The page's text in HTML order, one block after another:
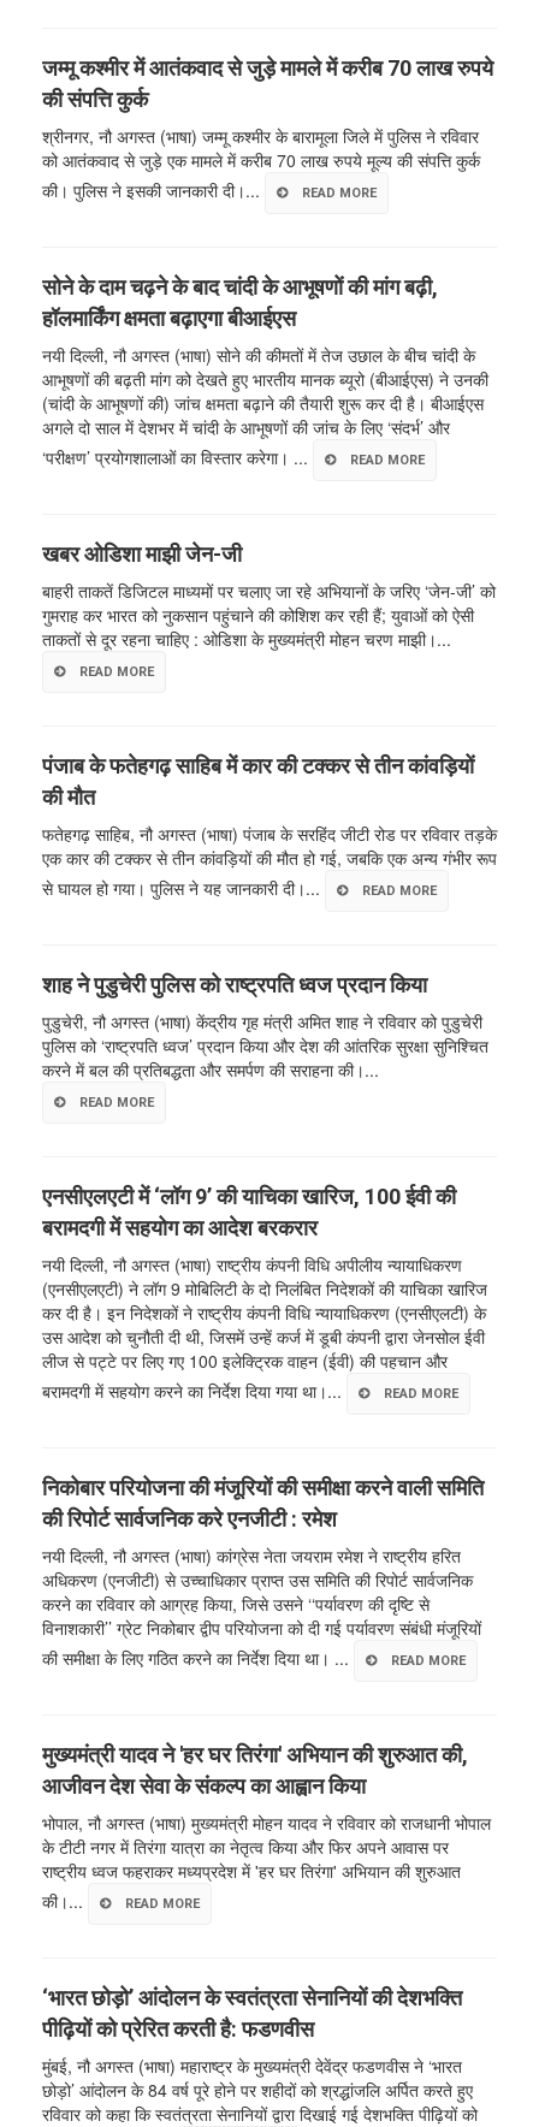
जम्मू कश्मीर में आतंकवाद से जुड़े मामले में करीब 70 लाख रुपये
की संपत्ति कुर्क
श्रीनगर, नौ अगस्त (भाषा) जम्मू कश्मीर के बारामूला जिले में पुलिस ने रविवार
को आतंकवाद से जुड़े एक मामले में करीब 70 लाख रुपये मूल्य की संपत्ति कुर्क
की। पुलिस ने इसकी जानकारी दी।...
READ MORE
सोने के दाम चढ़ने के बाद चांदी के आभूषणों की मांग बढ़ी,
हॉलमार्किंग क्षमता बढ़ाएगा बीआईएस
नयी दिल्ली, नौ अगस्त (भाषा) सोने की कीमतों में तेज उछाल के बीच चांदी के
आभूषणों की बढ़ती मांग को देखते हुए भारतीय मानक ब्यूरो (बीआईएस) ने उनकी
(चांदी के आभूषणों की) जांच क्षमता बढ़ाने की तैयारी शुरू कर दी है। बीआईएस
अगले दो साल में देशभर में चांदी के आभूषणों की जांच के लिए ‘संदर्भ’ और
‘परीक्षण’ प्रयोगशालाओं का विस्तार करेगा। ...
READ MORE
खबर ओडिशा माझी जेन-जी
बाहरी ताकतें डिजिटल माध्यमों पर चलाए जा रहे अभियानों के जरिए ‘जेन-जी’ को
गुमराह कर भारत को नुकसान पहुंचाने की कोशिश कर रही हैं; युवाओं को ऐसी
ताकतों से दूर रहना चाहिए : ओडिशा के मुख्यमंत्री मोहन चरण माझी।...
READ MORE
पंजाब के फतेहगढ़ साहिब में कार की टक्कर से तीन कांवड़ियों
की मौत
फतेहगढ़ साहिब, नौ अगस्त (भाषा) पंजाब के सरहिंद जीटी रोड पर रविवार तड़के
एक कार की टक्कर से तीन कांवड़ियों की मौत हो गई, जबकि एक अन्य गंभीर रूप
से घायल हो गया। पुलिस ने यह जानकारी दी।...
READ MORE
शाह ने पुडुचेरी पुलिस को राष्ट्रपति ध्वज प्रदान किया
पुडुचेरी, नौ अगस्त (भाषा) केंद्रीय गृह मंत्री अमित शाह ने रविवार को पुडुचेरी
पुलिस को ‘राष्ट्रपति ध्वज’ प्रदान किया और देश की आंतरिक सुरक्षा सुनिश्चित
करने में बल की प्रतिबद्धता और समर्पण की सराहना की।...
READ MORE
एनसीएलएटी में ‘लॉग 9’ की याचिका खारिज, 100 ईवी की
बरामदगी में सहयोग का आदेश बरकरार
नयी दिल्ली, नौ अगस्त (भाषा) राष्ट्रीय कंपनी विधि अपीलीय न्यायाधिकरण
(एनसीएलएटी) ने लॉग 9 मोबिलिटी के दो निलंबित निदेशकों की याचिका खारिज
कर दी है। इन निदेशकों ने राष्ट्रीय कंपनी विधि न्यायाधिकरण (एनसीएलटी) के
उस आदेश को चुनौती दी थी, जिसमें उन्हें कर्ज में डूबी कंपनी द्वारा जेनसोल ईवी
लीज से पट्टे पर लिए गए 100 इलेक्ट्रिक वाहन (ईवी) की पहचान और
बरामदगी में सहयोग करने का निर्देश दिया गया था।...
READ MORE
निकोबार परियोजना की मंजूरियों की समीक्षा करने वाली समिति
की रिपोर्ट सार्वजनिक करे एनजीटी : रमेश
नयी दिल्ली, नौ अगस्त (भाषा) कांग्रेस नेता जयराम रमेश ने राष्ट्रीय हरित
अधिकरण (एनजीटी) से उच्चाधिकार प्राप्त उस समिति की रिपोर्ट सार्वजनिक
करने का रविवार को आग्रह किया, जिसे उसने ‘‘पर्यावरण की दृष्टि से
विनाशकारी’’ ग्रेट निकोबार द्वीप परियोजना को दी गई पर्यावरण संबंधी मंजूरियों
की समीक्षा के लिए गठित करने का निर्देश दिया था। ...
READ MORE
मुख्यमंत्री यादव ने 'हर घर तिरंगा' अभियान की शुरुआत की,
आजीवन देश सेवा के संकल्प का आह्वान किया
भोपाल, नौ अगस्त (भाषा) मुख्यमंत्री मोहन यादव ने रविवार को राजधानी भोपाल
के टीटी नगर में तिरंगा यात्रा का नेतृत्व किया और फिर अपने आवास पर
राष्ट्रीय ध्वज फहराकर मध्यप्रदेश में 'हर घर तिरंगा' अभियान की शुरुआत
की।...
READ MORE
‘भारत छोड़ो’ आंदोलन के स्वतंत्रता सेनानियों की देशभक्ति
पीढ़ियों को प्रेरित करती है: फडणवीस
मुंबई, नौ अगस्त (भाषा) महाराष्ट्र के मुख्यमंत्री देवेंद्र फडणवीस ने ‘भारत
छोड़ो’ आंदोलन के 84 वर्ष पूरे होने पर शहीदों को श्रद्धांजलि अर्पित करते हुए
रविवार को कहा कि स्वतंत्रता सेनानियों द्वारा दिखाई गई देशभक्ति पीढ़ियों को